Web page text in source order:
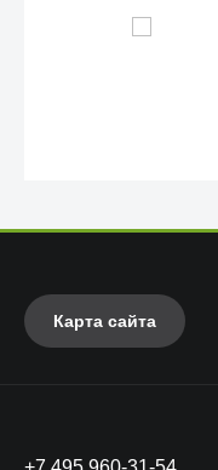
Карта сайта